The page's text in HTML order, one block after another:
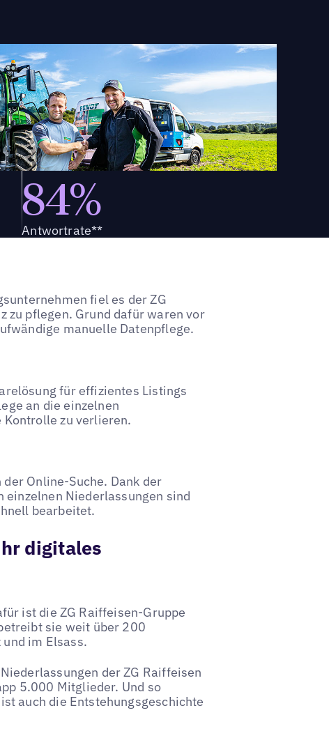
84%
Antwortrate**
fiel es der ZG
zu pflegen. Grund dafür waren vor
manuelle Datenpflege.
für effizientes Listings
an die einzelnen
Kontrolle zu verlieren.
Online-Suche. Dank der
Niederlassungen sind
bearbeitet.
digitales
ist die ZG Raiffeisen-Gruppe
sie weit über 200
im Elsass.
der ZG Raiffeisen
5.000 Mitglieder. Und so
auch die Entstehungsgeschichte